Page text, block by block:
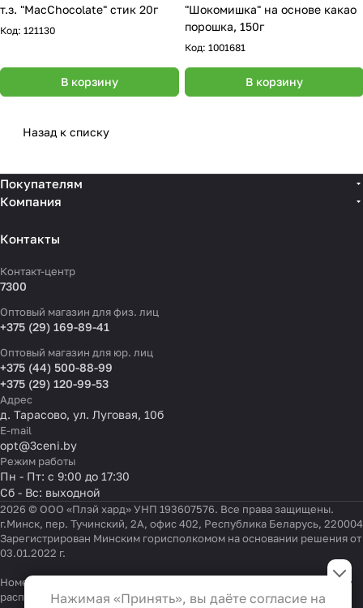
т.з. "MacChocolate" стик 20г
Код: 121130
В корзину
"Шокомишка" на основе какао
порошка, 150г
Код: 1001681
В корзину
Назад к списку
Покупателям
Компания
Контакты
Контакт-центр
7300
Оптовый магазин для физ. лиц
+375 (29) 169-89-41
Оптовый магазин для юр. лиц
+375 (44) 500-88-99
+375 (29) 120-99-53
Адрес
д. Тарасово, ул. Луговая, 10б
E-mail
opt@3ceni.by
Режим работы
Пн - Пт: с 9:00 до 17:30
Сб - Вс: выходной
2026 © ООО «Плэй хард» УНП 193607576. Все права защищены.
г.Минск, пер. Тучинский, 2А, офис 402, Республика Беларусь, 220004
Зарегистрирован Минским горисполкомом на основании решения от
03.01.2022 г.
Номер телефона работников местных исполнительных и
распорядительных органов по месту государственной
Настройки файлов cookie
Функциональные
Нажимая «Принять», вы даёте согласие на